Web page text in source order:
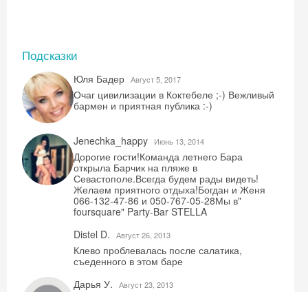
Подсказки
Юля Бадер Август 5, 2017
Очаг цивилизации в Коктебеле ;-) Вежливый
бармен и приятная публика :-)
Jenechka_happy Июнь 13, 2014
Дорогие гости!Команда летнего Бара
открыла Барчик на пляже в
Севастополе.Всегда будем рады видеть!
Желаем приятного отдыха!Богдан и Женя
066-132-47-86 и 050-767-05-28Мы в"
foursquare" Party-Bar STELLA
Distel D.
Август 26, 2013
Клево проблевалась после салатика,
съеденного в этом баре
Дарья У.
Август 23, 2013